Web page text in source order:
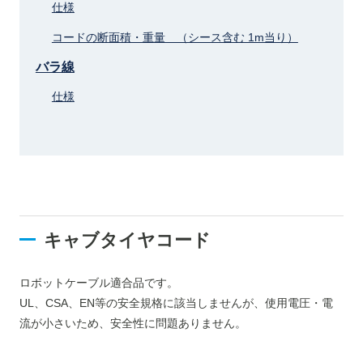
仕様
コードの断面積・重量 （シース含む 1m当り）
バラ線
仕様
キャブタイヤコード
ロボットケーブル適合品です。
UL、CSA、EN等の安全規格に該当しませんが、使用電圧・電
流が小さいため、安全性に問題ありません。